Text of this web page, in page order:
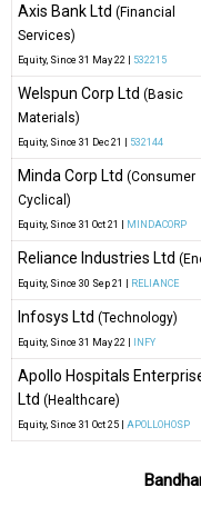
Axis Bank Ltd (Financial
Services)
Equity , Since 31 May 22 | 532215
Welspun Corp Ltd (Basic
Materials)
Equity , Since 31 Dec 21 | 532144
Minda Corp Ltd (Consumer
Cyclical)
Equity , Since 31 Oct 21 | MINDACORP
Reliance Industries Ltd
Equity , Since 30 Sep 21 | RELIANCE
Infosys Ltd (Technology)
Equity , Since 31 May 22 | INFY
Apollo Hospitals
Ltd (Healthcare)
Equity , Since 31 Oct 25 | APOLLOHOSP